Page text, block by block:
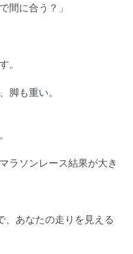
間に合う？」
。
脚も重い。
ラソンレース結果が大き
、あなたの走りを見える